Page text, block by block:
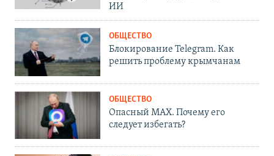
ИИ
ОБЩЕСТВО
Блокирование Telegram. Как
решить проблему крымчанам
ОБЩЕСТВО
Опасный MAX. Почему его
следует избегать?